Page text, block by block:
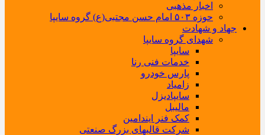
اخبار مذهبی
حوزه ۵۰۳ امام حسن مجتبی(ع) گروه سایپا
جهاد و شهادت
شهدای گروه سایپا
سایپا
خدمات فنی رنا
پارس خودرو
زامیاد
سایپادیزل
مالیبل
کمک فنر ایندامین
شرکت قالبهای بزرگ صنعتی